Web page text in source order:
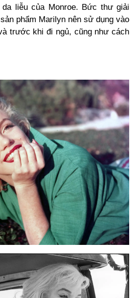
liễu của Monroe. Bức thư giải
phẩm Marilyn nên sử dụng vào
trước khi đi ngủ, cũng như cách